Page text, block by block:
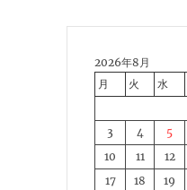
2026年8月
月
火 水
3
4 5
10
11 12
17
18 19